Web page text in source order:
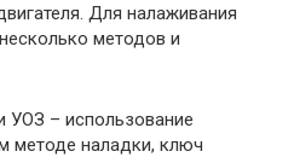
Для налаживания
методов и
УОЗ – использование
методе наладки, ключ